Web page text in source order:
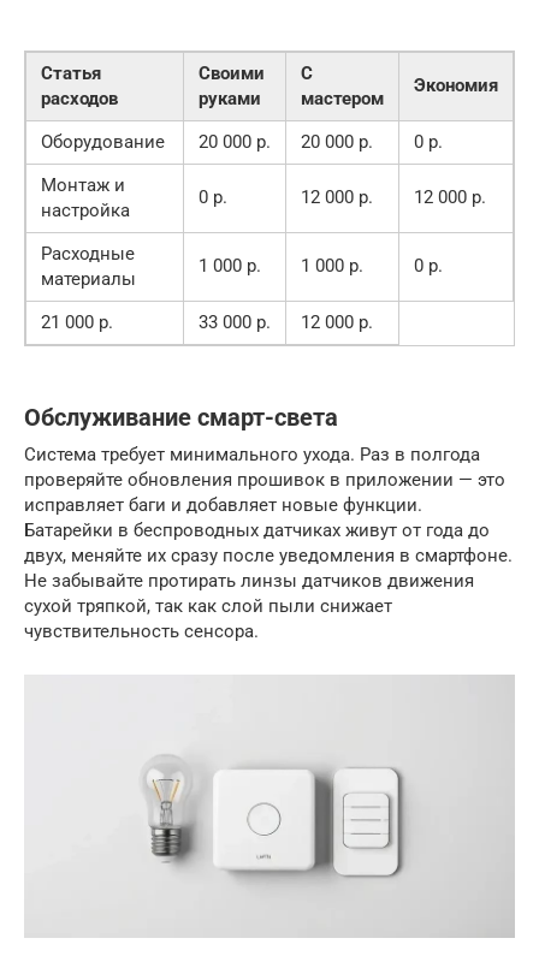
Статья
расходов
Своими
руками
С
мастером
Экономия
Оборудование 20 000 р. 20 000 р.
0 р.
Монтаж и
настройка
0 р. 12 000 р. 12 000 р.
Расходные
материалы
1 000 р. 1 000 р. 0 р.
21 000 р. 33 000 р. 12 000 р.
Обслуживание смарт-света
Система требует минимального ухода. Раз в полгода
проверяйте обновления прошивок в приложении — это
исправляет баги и добавляет новые функции.
Батарейки в беспроводных датчиках живут от года до
двух, меняйте их сразу после уведомления в смартфоне.
Не забывайте протирать линзы датчиков движения
сухой тряпкой, так как слой пыли снижает
чувствительность сенсора.